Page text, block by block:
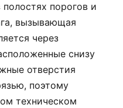
порогов и
вызывающая
через
снизу
отверстия
поэтому
техническом